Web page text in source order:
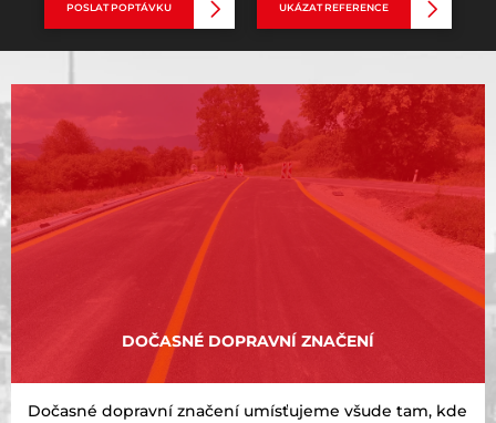
POSLAT POPTÁVKU UKÁZAT REFERENCE
DOČASNÉ DOPRAVNÍ ZNAČENÍ
Dočasné dopravní značení umísťujeme všude tam, kde